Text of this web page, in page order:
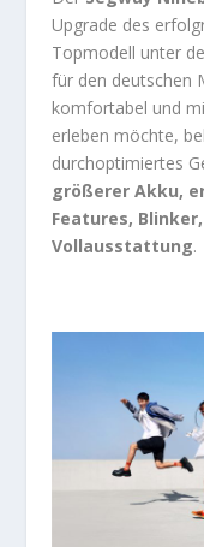
Upgrade des
Topmodell unter
für den deutschen
komfortabel und
erleben möchte,
durchoptimiertes
größerer Akku,
Features,
Vollausstattung.